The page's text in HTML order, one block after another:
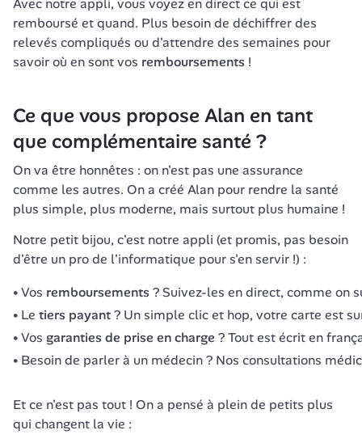
Avec notre appli, vous voyez en direct ce qui est
remboursé et quand. Plus besoin de déchiffrer des
relevés compliqués ou d'attendre des semaines pour
savoir où en sont vos remboursements !
Ce que vous propose Alan en tant
que complémentaire santé ?
On va être honnêtes : on n'est pas une assurance
comme les autres. On a créé Alan pour rendre la santé
plus simple, plus moderne, mais surtout plus humaine !
Notre petit bijou, c'est notre appli (et promis, pas besoin
d'être un pro de l'informatique pour s'en servir !) :
Vos remboursements? Suivez-les en direct, comme on
Le tiers payant? Un simple clic et hop, votre carte est
Vos garanties de prise en charge ? Tout est écrit en
Besoin de parler à un médecin ? Nos consultations
Et ce n'est pas tout ! On a pensé à plein de petits plus
qui changent la vie :